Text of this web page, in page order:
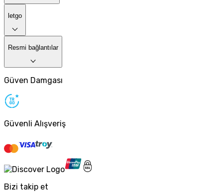
letgo
Resmi bağlantılar
Güven Damgası
Güvenli Alışveriş
Bizi takip et